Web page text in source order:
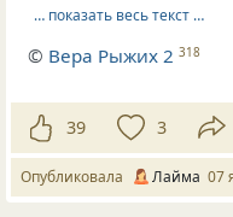
… показать весь текст …
© Вера Рыжих 2 318
39 3
Опубликовала Лайма 07